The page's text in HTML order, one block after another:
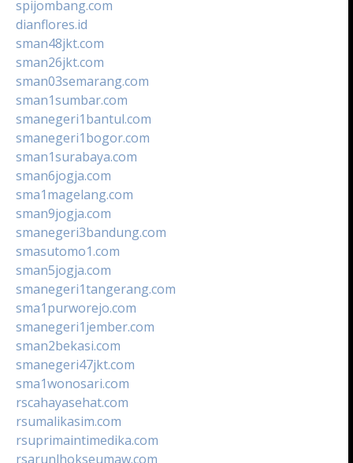
spijombang.com
dianflores.id
sman48jkt.com
sman26jkt.com
sman03semarang.com
sman1sumbar.com
smanegeri1bantul.com
smanegeri1bogor.com
sman1surabaya.com
sman6jogja.com
sma1magelang.com
sman9jogja.com
smanegeri3bandung.com
smasutomo1.com
sman5jogja.com
smanegeri1tangerang.com
sma1purworejo.com
smanegeri1jember.com
sman2bekasi.com
smanegeri47jkt.com
sma1wonosari.com
rscahayasehat.com
rsumalikasim.com
rsuprimaintimedika.com
rsarunlhokseumaw.com